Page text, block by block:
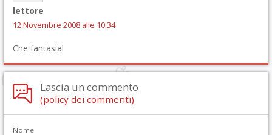
lettore
12 Novembre 2008 alle 10:34
Che fantasia!
Lascia un commento
(policy dei commenti)
Nome